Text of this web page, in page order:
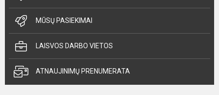
MŪSŲ PASIEKIMAI
LAISVOS DARBO VIETOS
ATNAUJINIMŲ PRENUMERATA